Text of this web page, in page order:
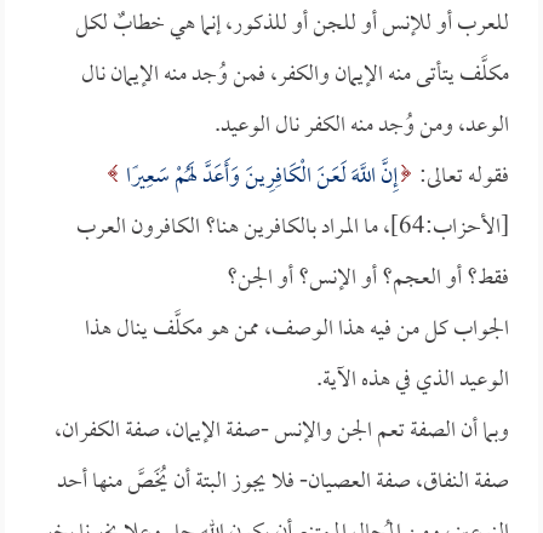
للعرب أو للإنس أو للجن أو للذكور، إنما هي خطابٌ لكل
مكلَّف يتأتى منه الإيمان والكفر، فمن وُجد منه الإيمان نال
الوعد، ومن وُجد منه الكفر نال الوعيد.
فقوله تعالى: إِنَّ اللَّهَ لَعَنَ الْكَافِرِينَ وَأَعَدَّ لَهُمْ سَعِيرًا
[الأحزاب:64]، ما المراد بالكافرين هنا؟ الكافرون العرب
فقط؟ أو العجم؟ أو الإنس؟ أو الجن؟
الجواب كل من فيه هذا الوصف، ممن هو مكلَّف ينال هذا
الوعيد الذي في هذه الآية.
وبما أن الصفة تعم الجن والإنس -صفة الإيمان، صفة الكفران،
صفة النفاق، صفة العصيان- فلا يجوز البتة أن يُخَصَّ منها أحد